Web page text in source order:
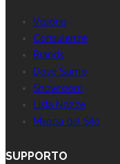
Visione
Consulenze
Brands
Dove Siamo
Showroom
Lista Nozze
Mappa del Sito
SUPPORTO